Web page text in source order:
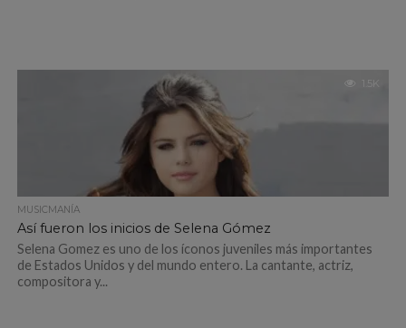
1.5K
MUSICMANÍA
Así fueron los inicios de Selena Gómez
Selena Gomez es uno de los íconos juveniles más importantes
de Estados Unidos y del mundo entero. La cantante, actriz,
compositora y...